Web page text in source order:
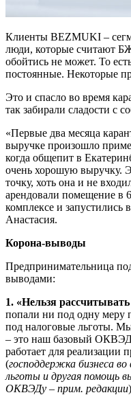
Клиенты BEZMUKI –
люди, которые считают
обойтись не может. То
постоянные. Некоторые
Это и спасло во время
так забирали сладости с
«Первые два месяца
выручке произошло
когда общепит в
очень хорошую выручку.
точку, хоть она и не
арендовали помещение в
комплексе и запустились
Анастасия.
Корона-выводы
Предпринимательница
выводами:
1. «Нельзя
попали ни под одну меру
под налоговые льготы.
– это наш базовый ОКВЭД
работает для реализации
(господдержка бизнеса
льготы и другая помощь
ОКВЭДу – прим. редакции